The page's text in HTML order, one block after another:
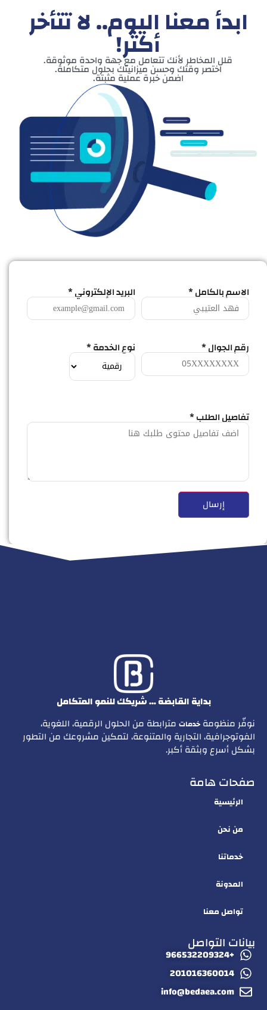
ابدأ معنا اليوم.. لا تتأخر
أكثر!
قلل المخاطر لأنك تتعامل مع جهة واحدة موثوقة.
اختصر وقتك وحسن ميزانيتك بحلول متكاملة.
اضمن خبرة عملية مثبتة.
الاسم بالكامل * البريد الإلكتروني *
رقم الجوال * نوع الخدمة *
تفاصيل الطلب *
بداية القابضة … شريكك للنمو المتكامل
نوفّر منظومة خدمات مترابطة من الحلول الرقمية، اللغوية،
الفوتوجرافية، التجارية والمتنوعة، لتمكين مشروعك من التطور
بشكل أسرع وبثقة أكبر.
صفحات هامة
الرئيسية
من نحن
خدماتنا
المدونة
تواصل معنا
بيانات التواصل
+966532209324
201016360014
info@bedaea.com